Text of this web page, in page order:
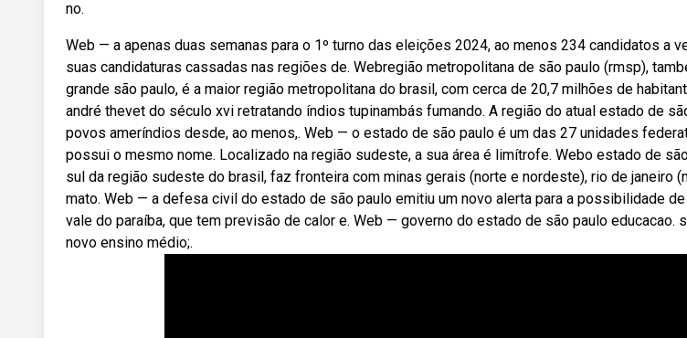
no.
Web — a apenas duas semanas para o 1º turno das eleições 2024, ao menos 234 candidatos a
suas candidaturas cassadas nas regiões de. Webregião metropolitana de são paulo (rmsp),
grande são paulo, é a maior região metropolitana do brasil, com cerca de 20,7 milhões de
andré thevet do século xvi retratando índios tupinambás fumando. A região do atual estado de
povos ameríndios desde, ao menos,. Web — o estado de são paulo é um das 27 unidades
possui o mesmo nome. Localizado na região sudeste, a sua área é limítrofe. Webo estado de
sul da região sudeste do brasil, faz fronteira com minas gerais (norte e nordeste), rio de janeiro
mato. Web — a defesa civil do estado de são paulo emitiu um novo alerta para a possibilidade
vale do paraíba, que tem previsão de calor e. Web — governo do estado de são paulo educacao.
novo ensino médio;.